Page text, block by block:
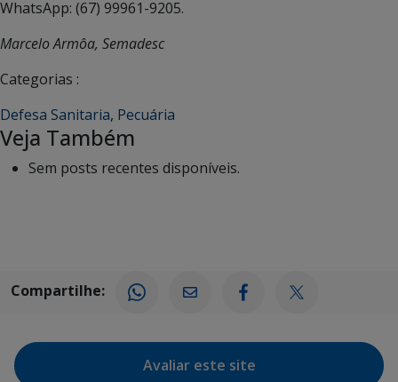
WhatsApp: (67) 99961-9205.
Marcelo Armôa, Semadesc
Categorias :
Defesa Sanitaria, Pecuária
Veja Também
Sem posts recentes disponíveis.
Compartilhe:
Avaliar este site